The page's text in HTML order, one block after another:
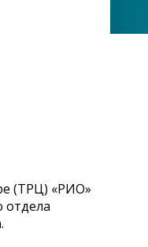
(ТРЦ) «РИО»
отдела